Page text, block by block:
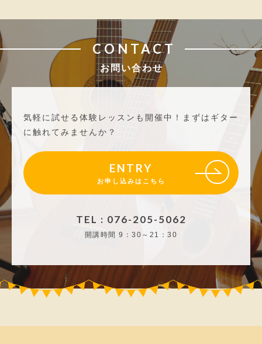
CONTACT
お問い合わせ
気軽に試せる体験レッスンも開催中！
まずはギター
に触れてみませんか？
ENTRY
お申し込みはこちら
TEL : 076-205-5062
開講時間 9：30～21：30